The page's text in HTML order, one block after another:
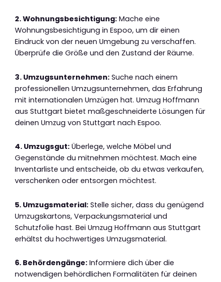
2. Wohnungsbesichtigung: Mache eine
Wohnungsbesichtigung in Espoo, um dir einen
Eindruck von der neuen Umgebung zu verschaffen.
Überprüfe die Größe und den Zustand der Räume.
3. Umzugsunternehmen: Suche nach einem
professionellen Umzugsunternehmen, das Erfahrung
mit internationalen Umzügen hat. Umzug Hoffmann
aus Stuttgart bietet maßgeschneiderte Lösungen für
deinen Umzug von Stuttgart nach Espoo.
4. Umzugsgut: Überlege, welche Möbel und
Gegenstände du mitnehmen möchtest. Mach eine
Inventarliste und entscheide, ob du etwas verkaufen,
verschenken oder entsorgen möchtest.
5. Umzugsmaterial: Stelle sicher, dass du genügend
Umzugskartons, Verpackungsmaterial und
Schutzfolie hast. Bei Umzug Hoffmann aus Stuttgart
erhältst du hochwertiges Umzugsmaterial.
6. Behördengänge: Informiere dich über die
notwendigen behördlichen Formalitäten für deinen